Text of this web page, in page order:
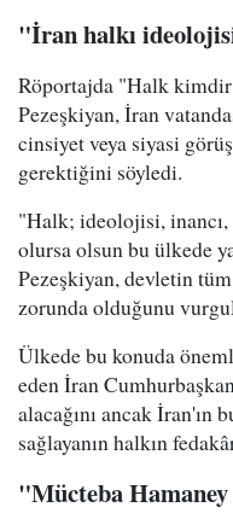
"İran halkı
Röportajda "Halk
Pezeşkiyan, İran
cinsiyet veya siyasi
gerektiğini söyledi.
"Halk; ideolojisi,
olursa olsun bu ülkede
Pezeşkiyan, devletin
zorunda olduğunu
Ülkede bu konuda
eden İran
alacağını ancak İran'ın
sağlayanın halkın
"Mücteba